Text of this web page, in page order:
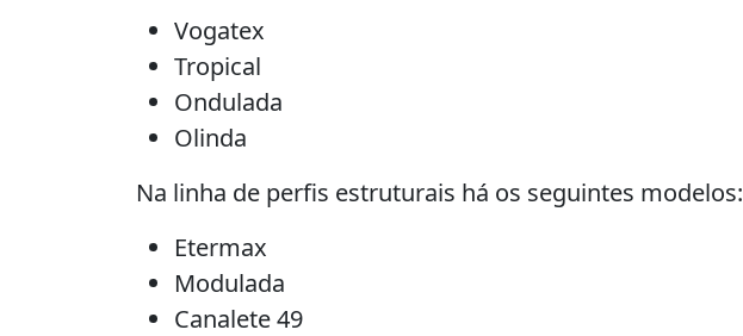
Vogatex
Tropical
Ondulada
Olinda
Na linha de perfis estruturais há os seguintes modelos:
Etermax
Modulada
Canalete 49